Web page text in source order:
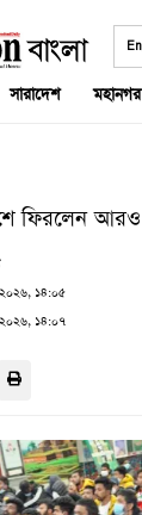
সারাদেশ মহানগর
ফিরলেন
২০২৬, ১৪:০৫
১৪:০৭